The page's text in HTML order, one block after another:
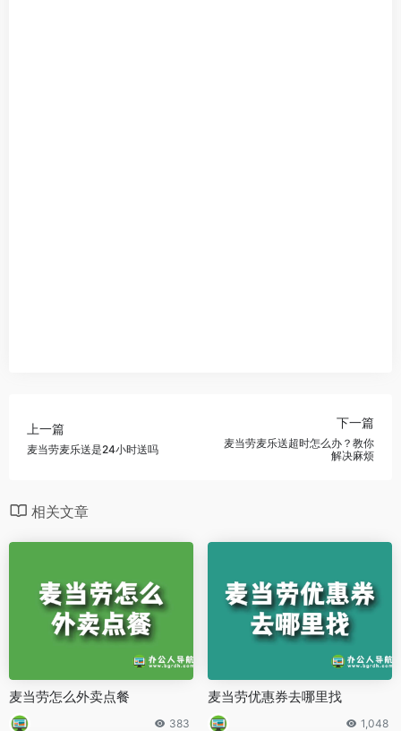
上一篇
麦当劳麦乐送是24小时送吗
下一篇
麦当劳麦乐送超时怎么办？教你
解决麻烦
相关文章
麦当劳怎么外卖点餐
383
麦当劳优惠券去哪里找
1,048